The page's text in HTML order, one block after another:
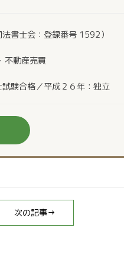
書士会：登録番号 1592）
不動産売買
験合格／平成２６年：独立
次の記事→